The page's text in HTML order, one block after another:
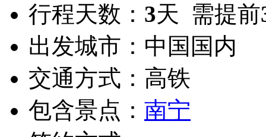
行程天数： 3天 需提前
出发城市： 中国国内
交通方式： 高铁
包含景点： 南宁